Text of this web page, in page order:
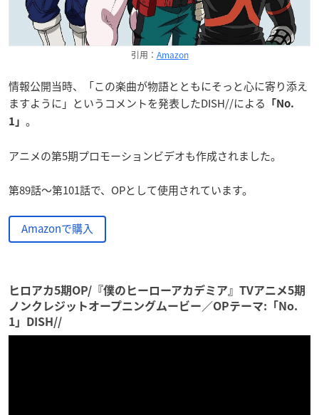
引用： Amazon
情報公開当時、「この楽曲が物語とともにそっと心に寄り添え
ますように」というコメントを発表したDISH//による
「No.
1」 。
アニメの第5期プロモーションビデオも作成されました。
第89話～第101話で、OPとして使用されています。
Amazonで購入
ヒロアカ5期OP/『僕のヒーローアカデミア』TVアニメ5期
ノンクレジットオープニングムービー／OPテーマ:「No.
1」DISH//